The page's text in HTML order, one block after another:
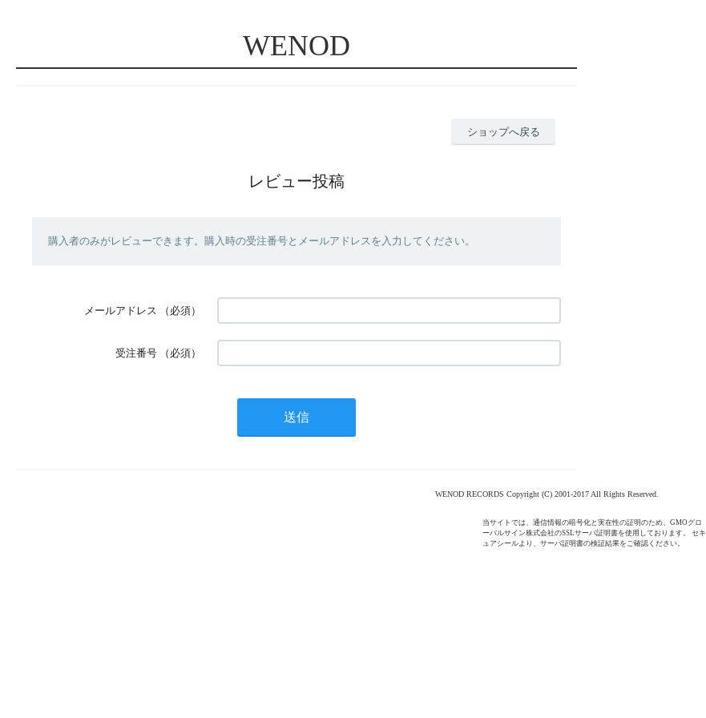
WENOD
ショップへ戻る
レビュー投稿
購入者のみがレビューできます。購入時の受注番号とメールアドレスを入力してください。
メールアドレス （必須）
受注番号 （必須）
WENOD RECORDS Copyright (C) 2001-2017 All Rights Reserved.
当サイトでは、通信情報の暗号化と実在性の証明のため、GMOグロ
ーバルサイン株式会社のSSLサーバ証明書を使用しております。 セキ
ュアシールより、サーバ証明書の検証結果をご確認ください。